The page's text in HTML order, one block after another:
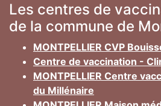
Les centres de
de la commune de
MONTPELLIER CVP
Centre de vaccination -
MONTPELLIER Centre
du Millénaire